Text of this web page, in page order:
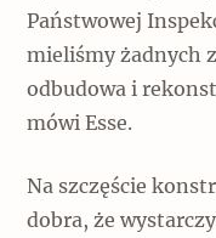
Państwowej
mieliśmy żadnych
odbudowa i
mówi Esse.
Na szczęście
dobra, że